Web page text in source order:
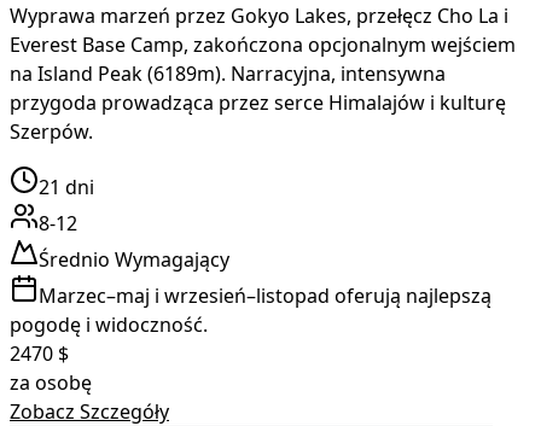
Wyprawa marzeń przez Gokyo Lakes, przełęcz Cho La i
Everest Base Camp, zakończona opcjonalnym wejściem
na Island Peak (6189m). Narracyjna, intensywna
przygoda prowadząca przez serce Himalajów i kulturę
Szerpów.
21 dni
8-12
Średnio Wymagający
Marzec–maj i wrzesień–listopad oferują najlepszą
pogodę i widoczność.
2470 $
za osobę
Zobacz Szczegóły